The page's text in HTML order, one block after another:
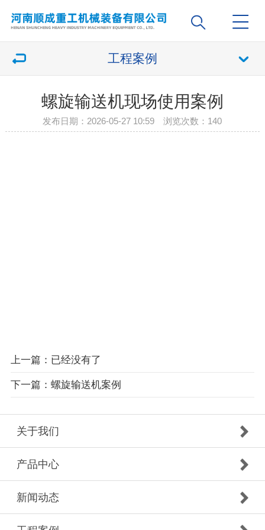
工程案例
螺旋输送机现场使用案例
发布日期：2026-05-27 10:59 浏览次数： 140
上一篇：已经没有了
下一篇：螺旋输送机案例
关于我们
产品中心
新闻动态